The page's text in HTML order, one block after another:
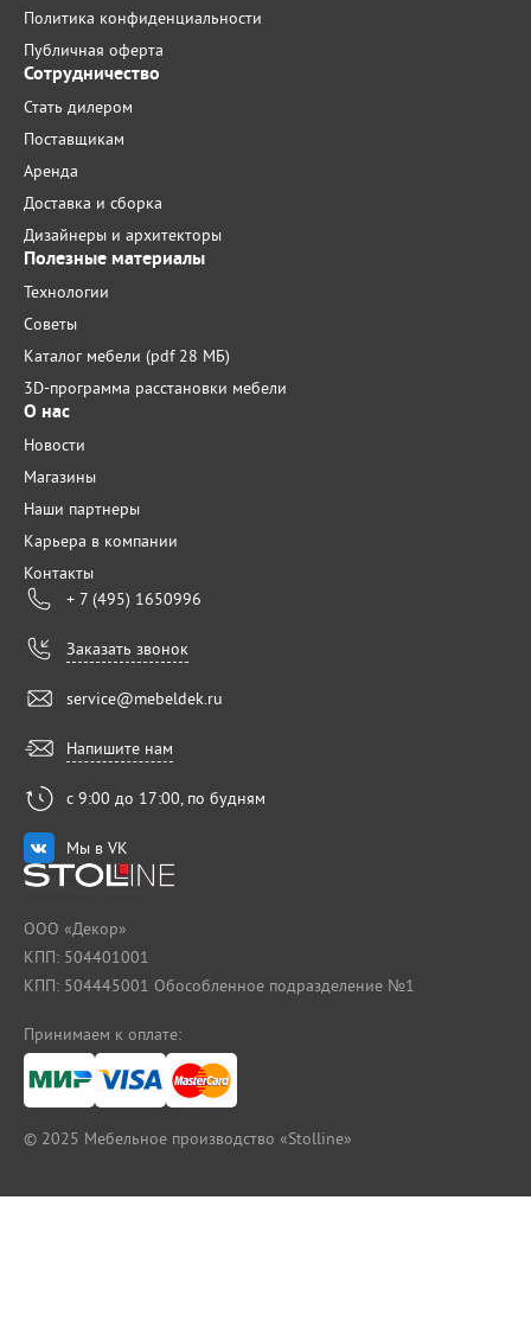
Политика конфиденциальности
Публичная оферта
Сотрудничество
Стать дилером
Поставщикам
Аренда
Доставка и сборка
Дизайнеры и архитекторы
Полезные материалы
Технологии
Советы
Каталог мебели (pdf 28 МБ)
3D-программа расстановки мебели
О нас
Новости
Магазины
Наши партнеры
Карьера в компании
Контакты
+ 7 (495) 1650996
Заказать звонок
service@mebeldek.ru
Напишите нам
с 9:00 до 17:00, по будням
Мы в VK
ООО «Декор»
КПП: 504401001
КПП: 504445001 Обособленное подразделение №1
Принимаем к оплате:
© 2025 Мебельное производство «Stolline»